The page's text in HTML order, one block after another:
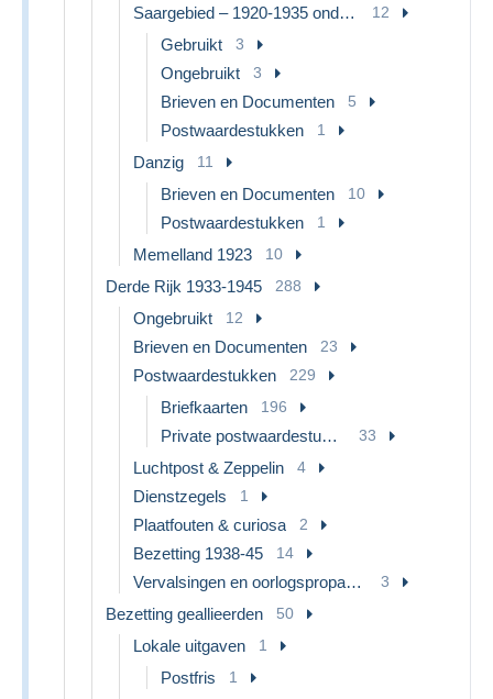
Saargebied – 1920-1935 onder Volkenbond 12
Gebruikt 3
Ongebruikt 3
Brieven en Documenten 5
Postwaardestukken 1
Danzig 11
Brieven en Documenten 10
Postwaardestukken 1
Memelland 1923 10
Derde Rijk 1933-1945 288
Ongebruikt 12
Brieven en Documenten 23
Postwaardestukken 229
Briefkaarten 196
Private postwaardestukken 33
Luchtpost & Zeppelin 4
Dienstzegels 1
Plaatfouten & curiosa 2
Bezetting 1938-45 14
Vervalsingen en oorlogspropaganda 3
Bezetting geallieerden 50
Lokale uitgaven 1
Postfris 1